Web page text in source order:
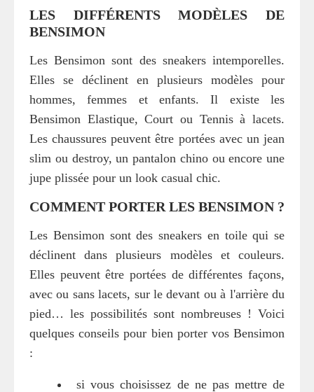
LES DIFFÉRENTS MODÈLES DE
BENSIMON
Les Bensimon sont des sneakers intemporelles.
Elles se déclinent en plusieurs modèles pour
hommes, femmes et enfants. Il existe les
Bensimon Elastique, Court ou Tennis à lacets.
Les chaussures peuvent être portées avec un jean
slim ou destroy, un pantalon chino ou encore une
jupe plissée pour un look casual chic.
COMMENT PORTER LES BENSIMON ?
Les Bensimon sont des sneakers en toile qui se
déclinent dans plusieurs modèles et couleurs.
Elles peuvent être portées de différentes façons,
avec ou sans lacets, sur le devant ou à l'arrière du
pied… les possibilités sont nombreuses ! Voici
quelques conseils pour bien porter vos Bensimon
:
si vous choisissez de ne pas mettre de